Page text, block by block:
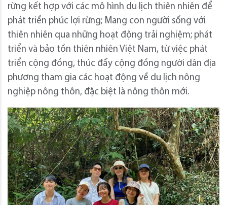
rừng kết hợp với các mô hình du lịch thiên nhiên để
phát triển phúc lợi rừng; Mang con người sống với
thiên nhiên qua những hoạt động trải nghiệm; phát
triển và bảo tồn thiên nhiên Việt Nam, từ việc phát
triển cộng đồng, thúc đẩy cộng đồng người dân địa
phương tham gia các hoạt động về du lịch nông
nghiệp nông thôn, đặc biệt là nông thôn mới.